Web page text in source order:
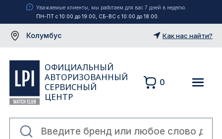
Уважаемые клиенты, мы работаем для вас 7 дней в неделю.
ПН-ПТ с 10:00 до 19:00, СБ-ВС с 10:00 до 18:00.
Колумбус Как нас найти?
ОФИЦИАЛЬНЫЙ
АВТОРИЗОВАННЫЙ
СЕРВИСНЫЙ
ЦЕНТР
0